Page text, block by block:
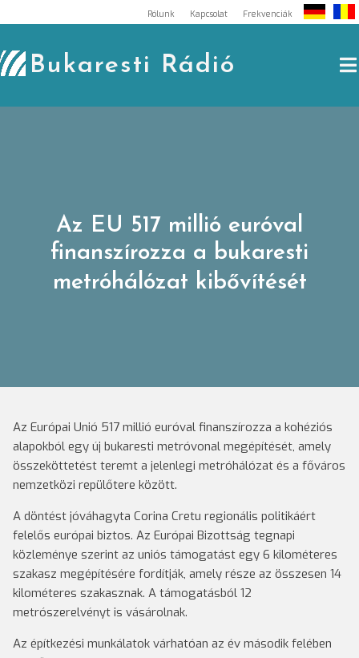
to
content
Rólunk Kapcsolat Frekvenciák
Bukaresti Rádió
Az EU 517 millió euróval
finanszírozza a bukaresti
metróhálózat kibővítését
Az Európai Unió 517 millió euróval finanszírozza a kohéziós
alapokból egy új bukaresti metróvonal megépítését, amely
összeköttetést teremt a jelenlegi metróhálózat és a főváros
nemzetközi repülőtere között.
A döntést jóváhagyta Corina Cretu regionális politikáért
felelős európai biztos. Az Európai Bizottság tegnapi
közleménye szerint az uniós támogatást egy 6 kilométeres
szakasz megépítésére fordítják, amely része az összesen 14
kilométeres szakasznak. A támogatásból 12
metrószerelvényt is vásárolnak.
Az építkezési munkálatok várhatóan az év második felében